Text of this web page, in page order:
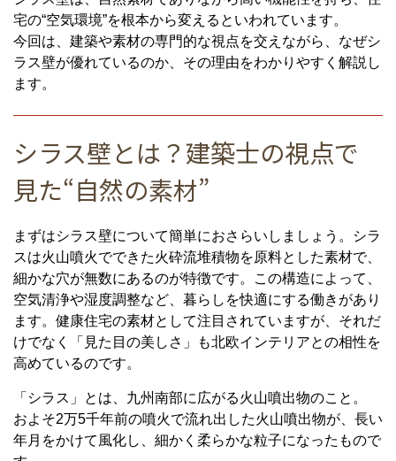
宅の“空気環境”を根本から変えるといわれています。
今回は、建築や素材の専門的な視点を交えながら、なぜシ
ラス壁が優れているのか、その理由をわかりやすく解説し
ます。
シラス壁とは？建築士の視点で
見た“自然の素材”
まずはシラス壁について簡単におさらいしましょう。シラ
スは火山噴火でできた火砕流堆積物を原料とした素材で、
細かな穴が無数にあるのが特徴です。この構造によって、
空気清浄や湿度調整など、暮らしを快適にする働きがあり
ます。健康住宅の素材として注目されていますが、それだ
けでなく「見た目の美しさ」も北欧インテリアとの相性を
高めているのです。
「シラス」とは、九州南部に広がる火山噴出物のこと。
およそ2万5千年前の噴火で流れ出した火山噴出物が、長い
年月をかけて風化し、細かく柔らかな粒子になったもので